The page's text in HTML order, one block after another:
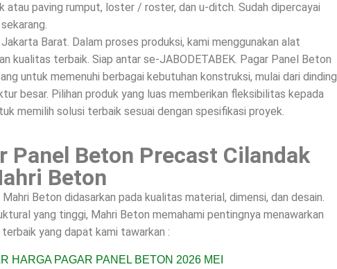
atau paving rumput, loster / roster, dan u-ditch. Sudah dipercayai
Barat. Dalam proses produksi, kami menggunakan alat
kualitas terbaik. Siap antar se-JABODETABEK. Pagar Panel Beton
untuk memenuhi berbagai kebutuhan konstruksi, mulai dari dinding
besar. Pilihan produk yang luas memberikan fleksibilitas kepada
memilih solusi terbaik sesuai dengan spesifikasi proyek.
Panel Beton Precast Cilandak
Beton
Beton didasarkan pada kualitas material, dimensi, dan desain.
yang tinggi, Mahri Beton memahami pentingnya menawarkan
yang dapat kami tawarkan :